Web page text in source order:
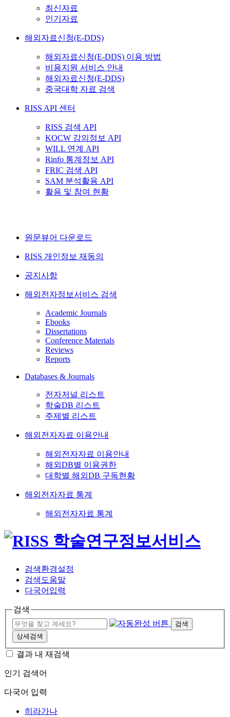
최신자료
인기자료
해외자료신청(E-DDS)
해외자료신청(E-DDS) 이용 방법
비용지원 서비스 안내
해외자료신청(E-DDS)
중국대학 자료 검색
RISS API 센터
RISS 검색 API
KOCW 강의정보 API
WILL 연계 API
Rinfo 통계정보 API
FRIC 검색 API
SAM 분석활용 API
활용 및 참여 현황
원문뷰어 다운로드
RISS 개인정보 재동의
공지사항
해외전자정보서비스 검색
Academic Journals
Ebooks
Dissertations
Conference Materials
Reviews
Reports
Databases & Journals
전자저널 리스트
학술DB 리스트
주제별 리스트
해외전자자료 이용안내
해외전자자료 이용안내
해외DB별 이용권한
대학별 해외DB 구독현황
해외전자자료 통계
해외전자자료 통계
검색환경설정
검색도움말
다국어입력
검색
검색
상세검색
결과 내 재검색
인기 검색어
다국어 입력
히라가나